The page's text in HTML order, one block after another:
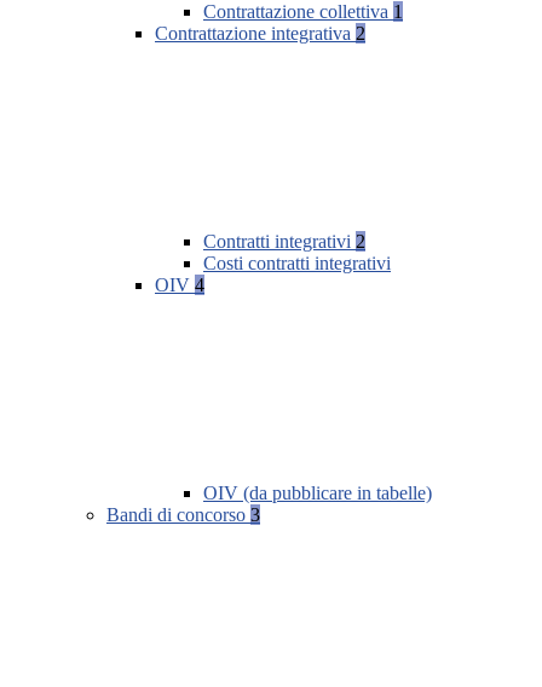
Contrattazione collettiva 1
Contrattazione integrativa 2
Contratti integrativi 2
Costi contratti integrativi
OIV 4
OIV (da pubblicare in tabelle)
Bandi di concorso 3